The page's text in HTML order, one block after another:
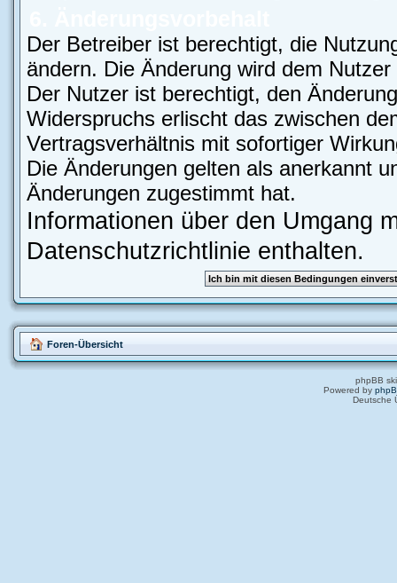
Der Betreiber ist berechtigt, die
ändern. Die Änderung wird dem
Der Nutzer ist berechtigt, den
Widerspruchs erlischt das zwischen
Vertragsverhältnis mit sofortiger
Die Änderungen gelten als anerkannt
Änderungen zugestimmt hat.
Informationen über den Umgang
Datenschutzrichtlinie enthalten.
Foren-Übersicht
phpBB
Powered by
Deutsche